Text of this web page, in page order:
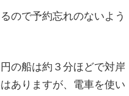
ので予約忘れのないよう
の船は約３分ほどで対岸
ありますが、電車を使い